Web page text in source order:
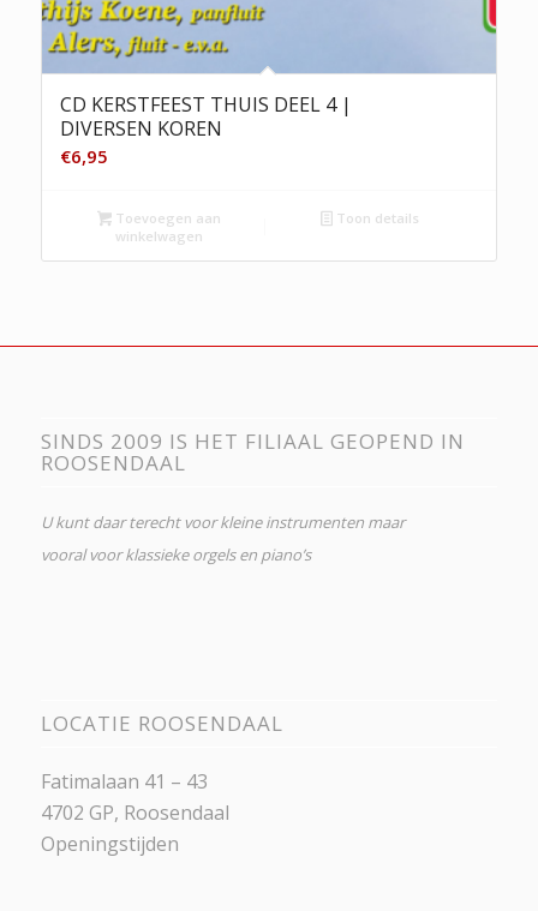
CD KERSTFEEST THUIS DEEL 4 |
DIVERSEN KOREN
€6,95
Toevoegen aan
winkelwagen
Toon details
SINDS 2009 IS HET FILIAAL GEOPEND IN
ROOSENDAAL
U kunt daar terecht voor kleine instrumenten maar
vooral voor klassieke orgels en piano’s
LOCATIE ROOSENDAAL
Fatimalaan 41 – 43
4702 GP, Roosendaal
Openingstijden